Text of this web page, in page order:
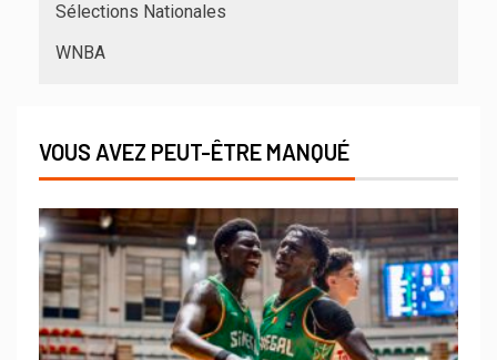
Sélections Nationales
WNBA
VOUS AVEZ PEUT-ÊTRE MANQUÉ